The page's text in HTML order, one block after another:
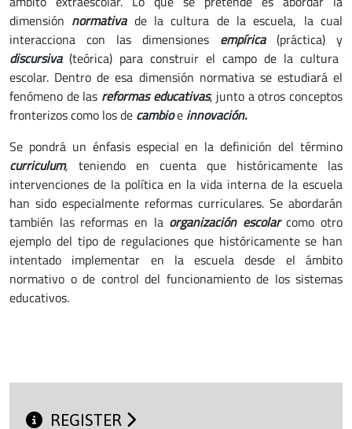
dimensión normativade la cultura de la escuela, la cual
interacciona con las dimensiones empírica(práctica) y
discursiva (teórica) para construir el campo de la cultura
escolar. Dentro de esa dimensión normativa se estudiará el
fenómeno de las reformas educativas, junto a otros conceptos
fronterizos como los de cambioe innovación.
Se pondrá un énfasis especial en la definición del término
curriculum, teniendo en cuenta que históricamente las
intervenciones de la política en la vida interna de la escuela
han sido especialmente reformas curriculares. Se abordarán
también las reformas en la organización escolarcomo otro
ejemplo del tipo de regulaciones que históricamente se han
intentado implementar en la escuela desde el ámbito
normativo o de control del funcionamiento de los sistemas
educativos.
REGISTER